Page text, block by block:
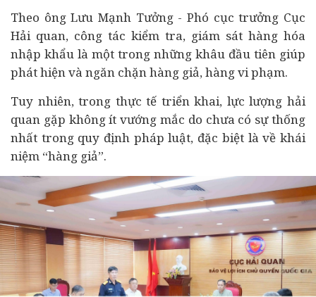
Theo ông Lưu Mạnh Tưởng - Phó cục trưởng Cục
Hải quan, công tác kiểm tra, giám sát hàng hóa
nhập khẩu là một trong những khâu đầu tiên giúp
phát hiện và ngăn chặn hàng giả, hàng vi phạm.
Tuy nhiên, trong thực tế triển khai, lực lượng hải
quan gặp không ít vướng mắc do chưa có sự thống
nhất trong quy định pháp luật, đặc biệt là về khái
niệm “hàng giả”.